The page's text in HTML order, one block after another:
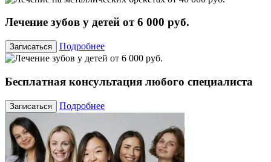
Лечение зубов у детей от 6 000 руб.
Записаться Подробнее
Бесплатная консультация любого специалиста
Записаться Подробнее